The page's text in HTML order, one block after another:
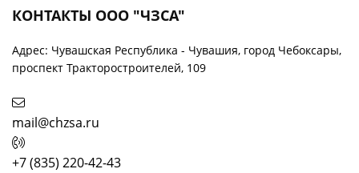
КОНТАКТЫ ООО "ЧЗСА"
Адрес: Чувашская Республика - Чувашия, город Чебоксары,
проспект Тракторостроителей, 109
mail@chzsa.ru
+7 (835) 220-42-43